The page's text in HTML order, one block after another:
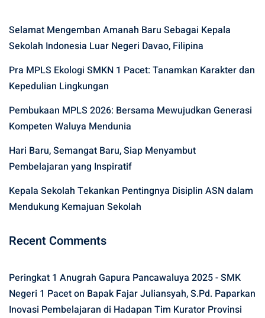
Selamat Mengemban Amanah Baru Sebagai Kepala
Sekolah Indonesia Luar Negeri Davao, Filipina
Pra MPLS Ekologi SMKN 1 Pacet: Tanamkan Karakter dan
Kepedulian Lingkungan
Pembukaan MPLS 2026: Bersama Mewujudkan Generasi
Kompeten Waluya Mendunia
Hari Baru, Semangat Baru, Siap Menyambut
Pembelajaran yang Inspiratif
Kepala Sekolah Tekankan Pentingnya Disiplin ASN dalam
Mendukung Kemajuan Sekolah
Recent Comments
Peringkat 1 Anugrah Gapura Pancawaluya 2025 - SMK
Negeri 1 Paceton Bapak Fajar Juliansyah, S.Pd. Paparkan
Inovasi Pembelajaran di Hadapan Tim Kurator Provinsi